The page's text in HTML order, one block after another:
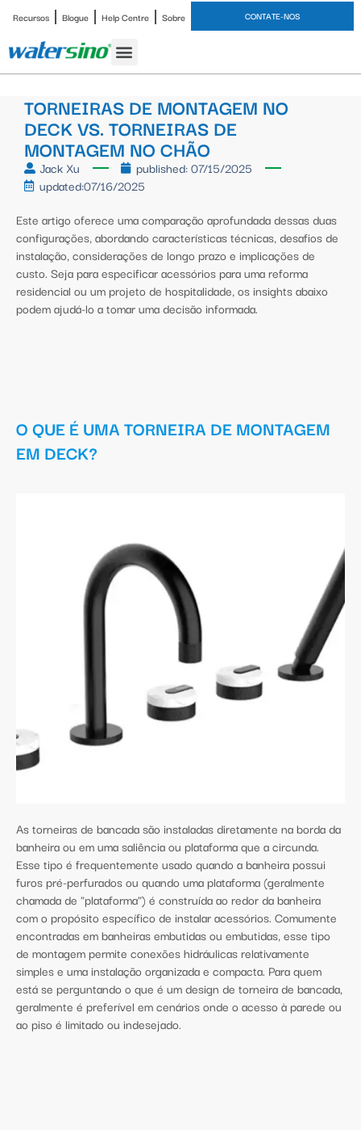
Recursos Blogue Help Centre Sobre CONTATE-NOS
TORNEIRAS DE MONTAGEM NO
DECK VS. TORNEIRAS DE
MONTAGEM NO CHÃO
Jack Xu published:07/15/2025
updated:07/16/2025
Este artigo oferece uma comparação aprofundada dessas duas
configurações, abordando características técnicas, desafios de
instalação, considerações de longo prazo e implicações de
custo. Seja para especificar acessórios para uma reforma
residencial ou um projeto de hospitalidade, os insights abaixo
podem ajudá-lo a tomar uma decisão informada.
O QUE É UMA TORNEIRA DE MONTAGEM
EM DECK?
As torneiras de bancada são instaladas diretamente na borda da
banheira ou em uma saliência ou plataforma que a circunda.
Esse tipo é frequentemente usado quando a banheira possui
furos pré-perfurados ou quando uma plataforma (geralmente
chamada de "plataforma") é construída ao redor da banheira
com o propósito específico de instalar acessórios. Comumente
encontradas em banheiras embutidas ou embutidas, esse tipo
de montagem permite conexões hidráulicas relativamente
simples e uma instalação organizada e compacta. Para quem
está se perguntando o que é um design de torneira de bancada,
geralmente é preferível em cenários onde o acesso à parede ou
ao piso é limitado ou indesejado.